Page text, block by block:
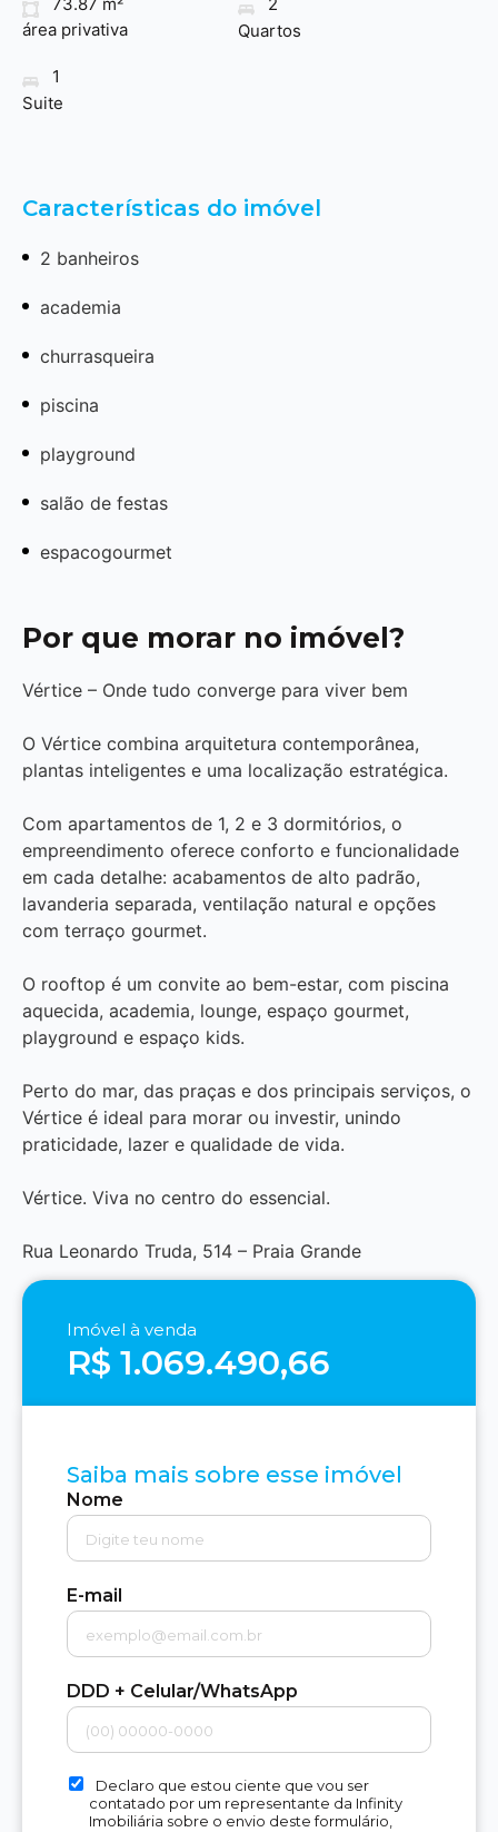
área privativa
Quartos
1
Suite
Características do imóvel
2 banheiros
academia
churrasqueira
piscina
playground
salão de festas
espacogourmet
Por que morar no imóvel?
Vértice – Onde tudo converge para viver bem
O Vértice combina arquitetura contemporânea,
plantas inteligentes e uma localização estratégica.
Com apartamentos de 1, 2 e 3 dormitórios, o
empreendimento oferece conforto e funcionalidade
em cada detalhe: acabamentos de alto padrão,
lavanderia separada, ventilação natural e opções
com terraço gourmet.
O rooftop é um convite ao bem-estar, com piscina
aquecida, academia, lounge, espaço gourmet,
playground e espaço kids.
Perto do mar, das praças e dos principais serviços, o
Vértice é ideal para morar ou investir, unindo
praticidade, lazer e qualidade de vida.
Vértice. Viva no centro do essencial.
Rua Leonardo Truda, 514 – Praia Grande
Imóvel à venda
R$ 1.069.490,66
Saiba mais sobre esse imóvel
Nome
E-mail
DDD + Celular/WhatsApp
Declaro que estou ciente que vou ser
contatado por um representante da Infinity
Imobiliária sobre o envio deste formulário,